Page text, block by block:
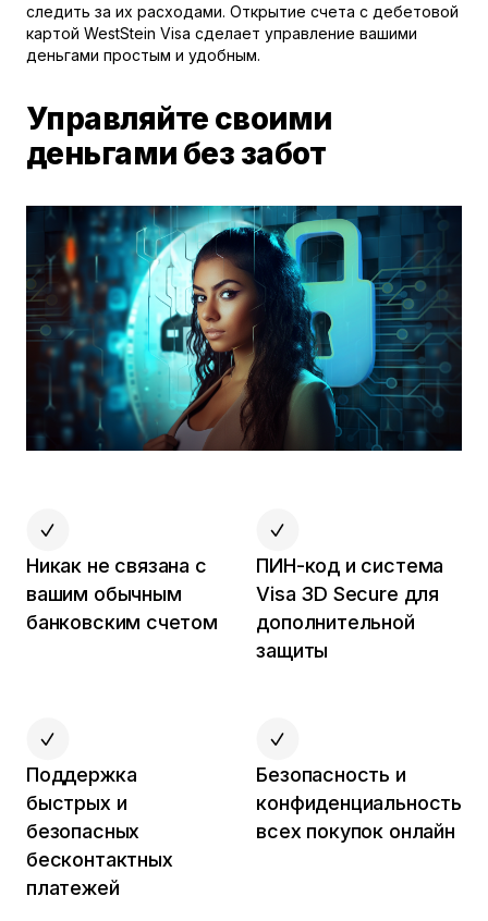
следить за их расходами. Открытие счета с дебетовой
картой WestStein Visa сделает управление вашими
деньгами простым и удобным.
Управляйте своими
деньгами без забот
Никак не связана с
вашим обычным
банковским счетом
ПИН-код и система
Visa 3D Secure для
дополнительной
защиты
Поддержка
быстрых и
безопасных
бесконтактных
платежей
Безопасность и
конфиденциальность
всех покупок онлайн